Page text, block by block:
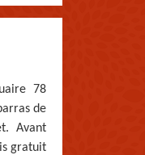
78
de
Avant
gratuit